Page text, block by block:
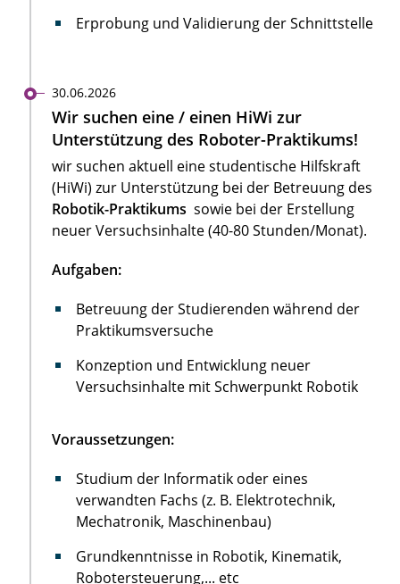
Erprobung und Validierung der Schnittstelle
30.06.2026
Wir suchen eine / einen HiWi zur
Unterstützung des Roboter-Praktikums!
wir suchen aktuell eine studentische Hilfskraft
(HiWi) zur Unterstützung bei der Betreuung des
Robotik-Praktikums sowie bei der Erstellung
neuer Versuchsinhalte (40-80 Stunden/Monat).
Aufgaben:
Betreuung der Studierenden während der
Praktikumsversuche
Konzeption und Entwicklung neuer
Versuchsinhalte mit Schwerpunkt Robotik
Voraussetzungen:
Studium der Informatik oder eines
verwandten Fachs (z. B. Elektrotechnik,
Mechatronik, Maschinenbau)
Grundkenntnisse in Robotik, Kinematik,
Robotersteuerung,... etc